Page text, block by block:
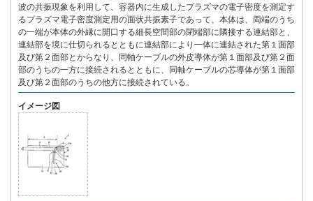
波の共振現象を利用して、容器内に生成したプラズマの電子密度を測定す
るプラズマ電子密度測定用の面状共振素子であって、本体は、両端のうち
の一端が本体の外縁に開口する細長空間部の閉端部に隣接する連結部と、
連結部を境に仕切られるとともに連結部により一体に連結された第１面部
及び第２面部とからなり、同軸ケーブルの外皮導体が第１面部及び第２面
部のうちの一方に接続されるとともに、同軸ケーブルの芯導体が第１面部
及び第２面部のうちの他方に接続されている。
イメージ図